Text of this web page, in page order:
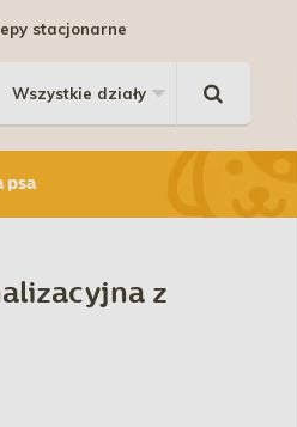
stacjonarne
psa
z